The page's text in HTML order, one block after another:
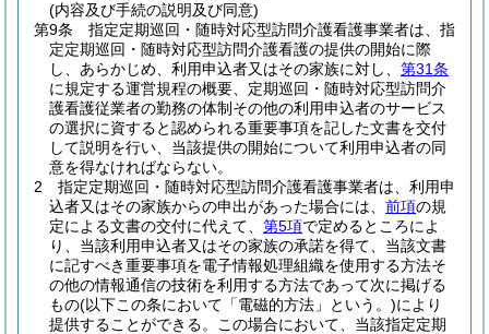
(内容及び手続の説明及び同意)
第9条
指定定期巡回・随時対応型訪問介護看護事業者は、指
定定期巡回・随時対応型訪問介護看護の提供の開始に際
し、あらかじめ、利用申込者又はその家族に対し、 第31条
に規定する運営規程の概要、定期巡回・随時対応型訪問介
護看護従業者の勤務の体制その他の利用申込者のサービス
の選択に資すると認められる重要事項を記した文書を交付
して説明を行い、当該提供の開始について利用申込者の同
意を得なければならない。
2
指定定期巡回・随時対応型訪問介護看護事業者は、利用申
込者又はその家族からの申出があった場合には、 前項の規
定による文書の交付に代えて、 第5項で定めるところによ
り、当該利用申込者又はその家族の承諾を得て、当該文書
に記すべき重要事項を電子情報処理組織を使用する方法そ
の他の情報通信の技術を利用する方法であって次に掲げる
もの(以下この条において「電磁的方法」という。)により
提供することができる。
この場合において、当該指定定期